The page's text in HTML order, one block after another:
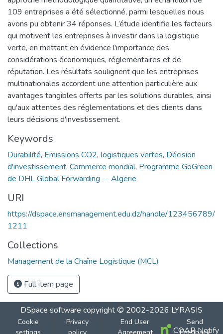
109 entreprises a été sélectionné, parmi lesquelles nous
avons pu obtenir 34 réponses. L’étude identifie les facteurs
qui motivent les entreprises à investir dans la logistique
verte, en mettant en évidence l'importance des
considérations économiques, réglementaires et de
réputation. Les résultats soulignent que les entreprises
multinationales accordent une attention particulière aux
avantages tangibles offerts par les solutions durables, ainsi
qu'aux attentes des réglementations et des clients dans
leurs décisions d'investissement.
Keywords
Durabilité, Emissions CO2, logistiques vertes, Décision
d'investissement, Commerce mondial, Programme GoGreen
de DHL Global Forwarding -- Algerie
URI
https://dspace.ensmanagement.edu.dz/handle/123456789/
1211
Collections
Management de la Chaîne Logistique (MCL)
Full item page
DSpace software copyright © 2002-2026 LYRASIS
Cookie
Privacy
End User
Send
COAR Notify